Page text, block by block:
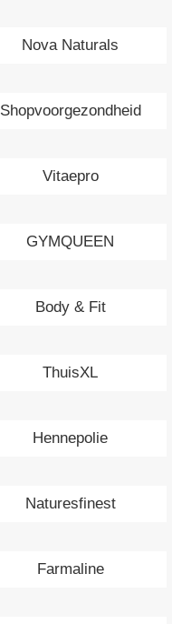
Nova Naturals
Shopvoorgezondheid
Vitaepro
GYMQUEEN
Body & Fit
ThuisXL
Hennepolie
Naturesfinest
Farmaline